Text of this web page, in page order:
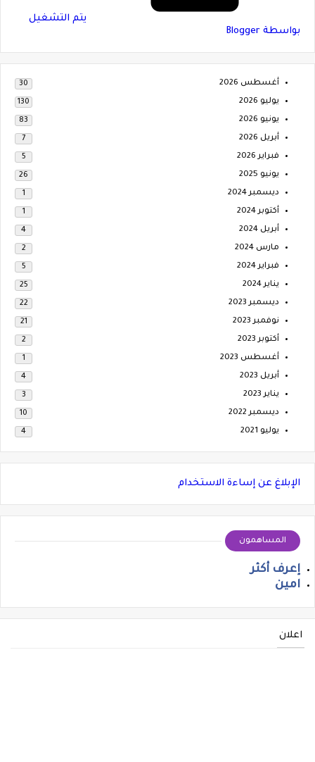
‏يتم التشغيل
بواسطة Blogger
أغسطس 2026 30
يوليو 2026 130
يونيو 2026 83
أبريل 2026 7
فبراير 2026 5
يونيو 2025 26
ديسمبر 2024 1
أكتوبر 2024 1
أبريل 2024 4
مارس 2024 2
فبراير 2024 5
يناير 2024 25
ديسمبر 2023 22
نوفمبر 2023 21
أكتوبر 2023 2
أغسطس 2023 1
أبريل 2023 4
يناير 2023 3
ديسمبر 2022 10
يوليو 2021 4
الإبلاغ عن إساءة الاستخدام
المساهمون
إعرف أكثر
امين
اعلان